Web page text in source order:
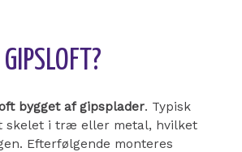
bygget af gipsplader. Typisk
skelet i træ eller metal, hvilket
Efterfølgende monteres